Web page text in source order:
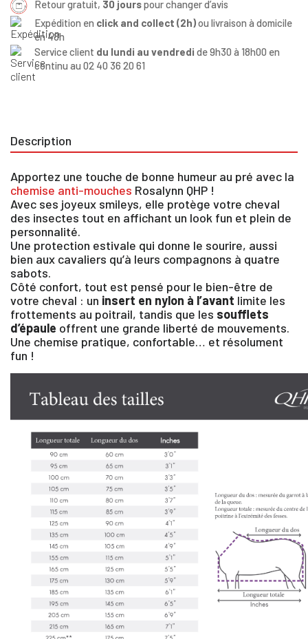
Retour gratuit, 30 jourspour changer d’avis
Expédition en click and collect (2h)ou livraison à domicile
en 48h
Service client du lundi au vendredi de 9h30 à 18h00 en
continu au 02 40 36 20 61
Description
Apportez une touche de bonne humeur au pré avec la
chemise anti-mouches Rosalynn QHP !
Avec ses joyeux smileys, elle protège votre cheval
des insectes tout en affichant un look fun et plein de
personnalité.
Une protection estivale qui donne le sourire, aussi
bien aux cavaliers qu’à leurs compagnons à quatre
sabots.
Côté confort, tout est pensé pour le bien-être de
votre cheval : un insert en nylon à l’avant limite les
frottements au poitrail, tandis que les soufflets
d’épaule offrent une grande liberté de mouvements.
Une chemise pratique, confortable… et résolument
fun !